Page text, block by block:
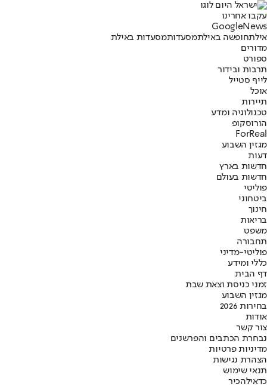
עקבו אחרינו
Googl eNews
אילתחופשה באילתמסעדותמסעדות באילת
מדורים
ספורט
תרבות ובידור
לייף סטייל
אוכל
תיירות
טכנולוגיה ומדע
הורוסקופ
ForReal
מגזין השבוע
דעות
חדשות בארץ
חדשות בעולם
פוליטי
ביטחוני
חינוך
בריאות
משפט
תחבורה
פוליטי-מדיני
כללי ומידע
דף הבית
זמני כניסת וצאת שבת
מגזין השבוע
בחירות 2026
אודות
צור קשר
נבחרת הכתבים והפרשנים
מדיניות פרטיות
הצהרת נגישות
תנאי שימוש
כדאילהכיר